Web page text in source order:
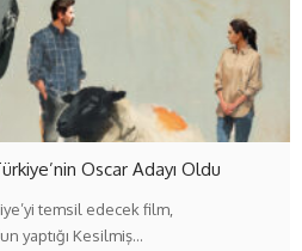
Oscar Adayı Oldu
temsil edecek film,
yaptığı Kesilmiş…